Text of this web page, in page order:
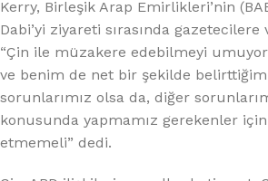
Kerry, Birleşik Arap Emirlikleri’nin
Dabi’yi ziyareti sırasında
“Çin ile müzakere edebilmeyi
ve benim de net bir şekilde belirttiğim
sorunlarımız olsa da, diğer
konusunda yapmamız gerekenler
etmemeli” dedi.